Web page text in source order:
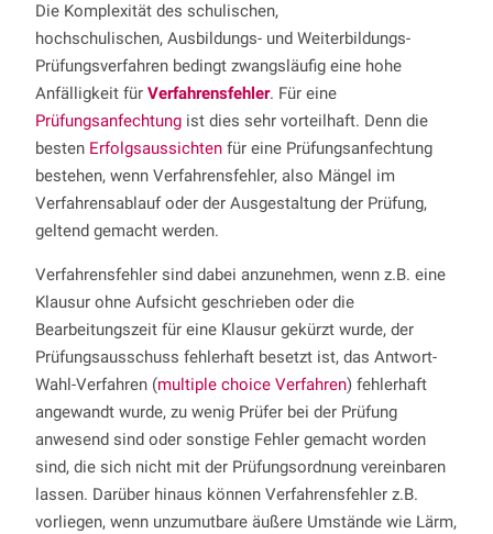
Die Komplexität des schulischen,
hochschulischen, Ausbildungs- und Weiterbildungs-
Prüfungsverfahren bedingt zwangsläufig eine hohe
Anfälligkeit fürVerfahrensfehler. Für eine
Prüfungsanfechtung ist dies sehr vorteilhaft. Denn die
besten Erfolgsaussichten für eine Prüfungsanfechtung
bestehen, wenn Verfahrensfehler, also Mängel im
Verfahrensablauf oder der Ausgestaltung der Prüfung,
geltend gemacht werden.
Verfahrensfehler sind dabei anzunehmen, wenn z.B. eine
Klausur ohne Aufsicht geschrieben oder die
Bearbeitungszeit für eine Klausur gekürzt wurde, der
Prüfungsausschuss fehlerhaft besetzt ist, das Antwort-
Wahl-Verfahren (multiple choice Verfahren) fehlerhaft
angewandt wurde, zu wenig Prüfer bei der Prüfung
anwesend sind oder sonstige Fehler gemacht worden
sind, die sich nicht mit der Prüfungsordnung vereinbaren
lassen. Darüber hinaus können Verfahrensfehler z.B.
vorliegen, wenn unzumutbare äußere Umstände wie Lärm,